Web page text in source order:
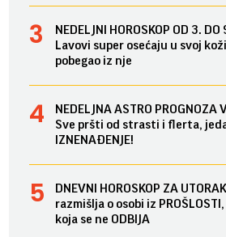
NEDELJNI HOROSKOP OD 3.
Lavovi super osećaju u svoj
pobegao iz nje
NEDELJNA ASTRO PROGNOZA
Sve pršti od strasti i flerta,
IZNENAĐENJE!
DNEVNI HOROSKOP ZA
razmišlja o osobi iz
koja se ne ODBIJA